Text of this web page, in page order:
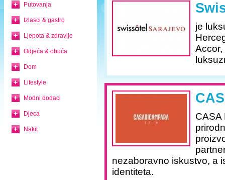
Putovanja
Izlasci & gastro
Ljepota & zdravlje
Odjeća & obuća
Dom
Lifestyle
Modni dodaci
Djeca
Nakit
je
CASA
nezaboravno iskustvo, a
identiteta.